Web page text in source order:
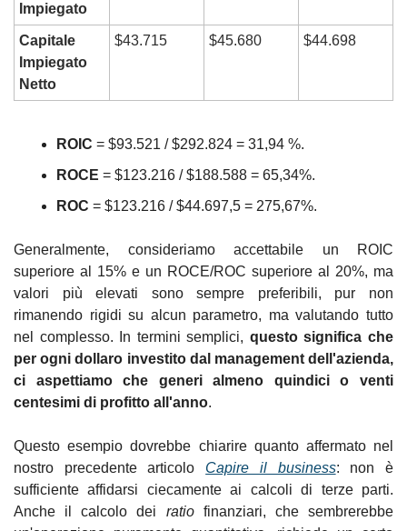
Impiegato
Capitale
Impiegato
Netto
$43.715 $45.680 $44.698
ROIC = $93.521 / $292.824 = 31,94 %.
ROCE = $123.216 / $188.588 = 65,34%.
ROC = $123.216 / $44.697,5 = 275,67%.
Generalmente, consideriamo accettabile un ROIC
superiore al 15% e un ROCE/ROC superiore al 20%, ma
valori più elevati sono sempre preferibili, pur non
rimanendo rigidi su alcun parametro, ma valutando tutto
nel complesso. In termini semplici, questo significa che
per ogni dollaro investito dal management dell'azienda,
ci aspettiamo che generi almeno quindici o venti
centesimi di profitto all'anno.
Questo esempio dovrebbe chiarire quanto affermato nel
nostro precedente articolo Capire il business: non è
sufficiente affidarsi ciecamente ai calcoli di terze parti.
Anche il calcolo dei ratio finanziari, che sembrerebbe